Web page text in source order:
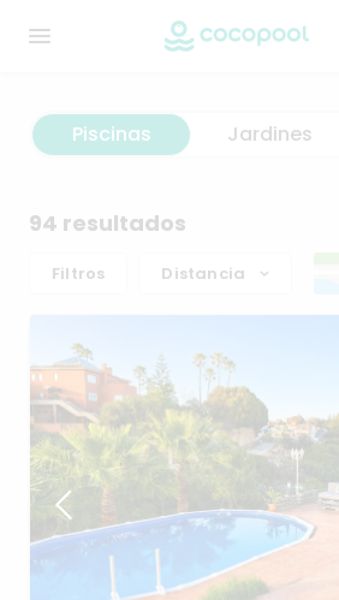
Piscinas Jardines
94 resultados
Filtros Distancia